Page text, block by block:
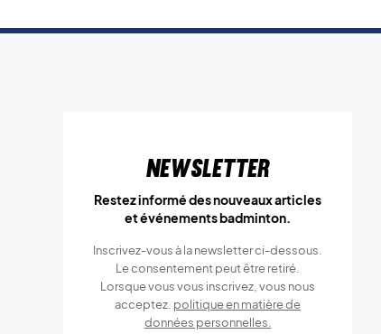
Newsletter
Restez informé des nouveaux articles
et événements badminton.
Inscrivez-vous à la newsletter ci-dessous.
Le consentement peut être retiré.
Lorsque vous vous inscrivez, vous nous
acceptez. politique en matière de
données personnelles.